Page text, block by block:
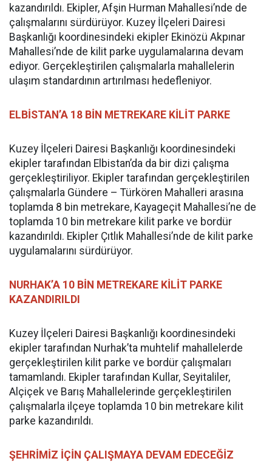
kazandırıldı. Ekipler, Afşin Hurman Mahallesi’nde de
çalışmalarını sürdürüyor. Kuzey İlçeleri Dairesi
Başkanlığı koordinesindeki ekipler Ekinözü Akpınar
Mahallesi’nde de kilit parke uygulamalarına devam
ediyor. Gerçekleştirilen çalışmalarla mahallelerin
ulaşım standardının artırılması hedefleniyor.
ELBİSTAN’A 18 BİN METREKARE KİLİT PARKE
Kuzey İlçeleri Dairesi Başkanlığı koordinesindeki
ekipler tarafından Elbistan’da da bir dizi çalışma
gerçekleştiriliyor. Ekipler tarafından gerçekleştirilen
çalışmalarla Gündere – Türkören Mahalleri arasına
toplamda 8 bin metrekare, Kayageçit Mahallesi’ne de
toplamda 10 bin metrekare kilit parke ve bordür
kazandırıldı. Ekipler Çıtlık Mahallesi’nde de kilit parke
uygulamalarını sürdürüyor.
NURHAK’A 10 BİN METREKARE KİLİT PARKE
KAZANDIRILDI
Kuzey İlçeleri Dairesi Başkanlığı koordinesindeki
ekipler tarafından Nurhak’ta muhtelif mahallelerde
gerçekleştirilen kilit parke ve bordür çalışmaları
tamamlandı. Ekipler tarafından Kullar, Seyitaliler,
Alçiçek ve Barış Mahallelerinde gerçekleştirilen
çalışmalarla ilçeye toplamda 10 bin metrekare kilit
parke kazandırıldı.
ŞEHRİMİZ İÇİN ÇALIŞMAYA DEVAM EDECEĞİZ